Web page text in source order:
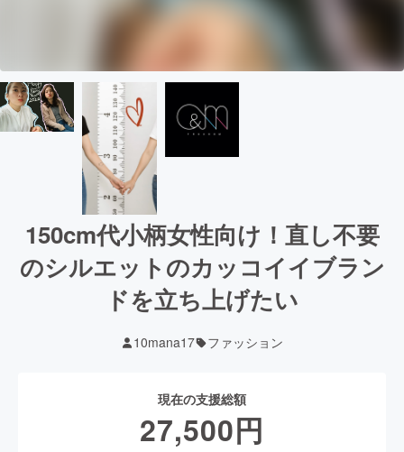
150cm代小柄女性向け！直し不要
のシルエットのカッコイイブラン
ドを立ち上げたい
10mana17 ファッション
現在の支援総額
27,500円